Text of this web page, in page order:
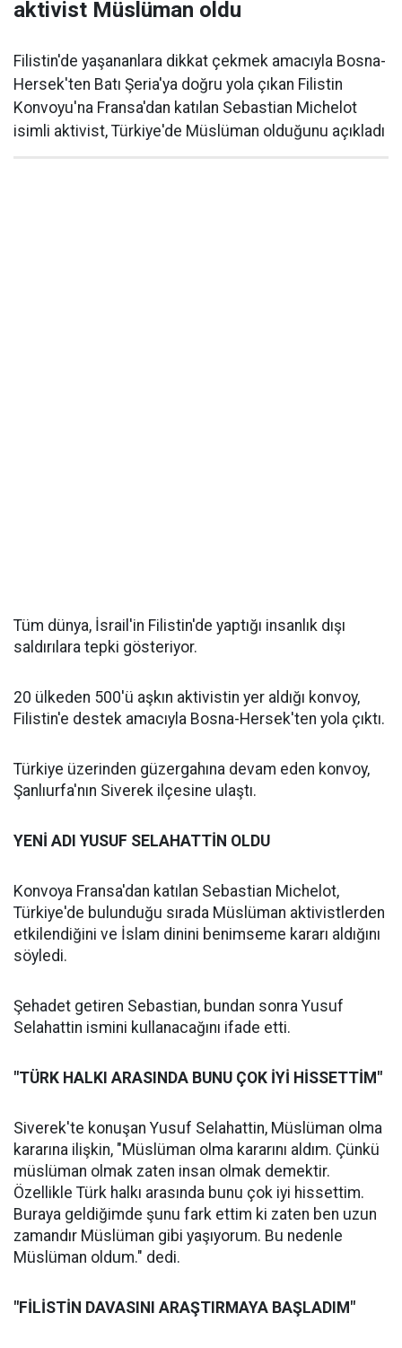
aktivist Müslüman oldu
Filistin'de yaşananlara dikkat çekmek amacıyla Bosna-
Hersek'ten Batı Şeria'ya doğru yola çıkan Filistin
Konvoyu'na Fransa'dan katılan Sebastian Michelot
isimli aktivist, Türkiye'de Müslüman olduğunu açıkladı
Tüm dünya, İsrail'in Filistin'de yaptığı insanlık dışı
saldırılara tepki gösteriyor.
20 ülkeden 500'ü aşkın aktivistin yer aldığı konvoy,
Filistin'e destek amacıyla Bosna-Hersek'ten yola çıktı.
Türkiye üzerinden güzergahına devam eden konvoy,
Şanlıurfa'nın Siverek ilçesine ulaştı.
YENİ ADI YUSUF SELAHATTİN OLDU
Konvoya Fransa'dan katılan Sebastian Michelot,
Türkiye'de bulunduğu sırada Müslüman aktivistlerden
etkilendiğini ve İslam dinini benimseme kararı aldığını
söyledi.
Şehadet getiren Sebastian, bundan sonra Yusuf
Selahattin ismini kullanacağını ifade etti.
"TÜRK HALKI ARASINDA BUNU ÇOK İYİ HİSSETTİM"
Siverek'te konuşan Yusuf Selahattin, Müslüman olma
kararına ilişkin, "Müslüman olma kararını aldım. Çünkü
müslüman olmak zaten insan olmak demektir.
Özellikle Türk halkı arasında bunu çok iyi hissettim.
Buraya geldiğimde şunu fark ettim ki zaten ben uzun
zamandır Müslüman gibi yaşıyorum. Bu nedenle
Müslüman oldum." dedi.
"FİLİSTİN DAVASINI ARAŞTIRMAYA BAŞLADIM"